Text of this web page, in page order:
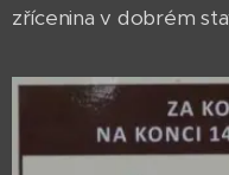
zřícenina v dobrém